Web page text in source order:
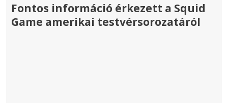
Fontos információ érkezett a Squid
Game amerikai testvérsorozatáról